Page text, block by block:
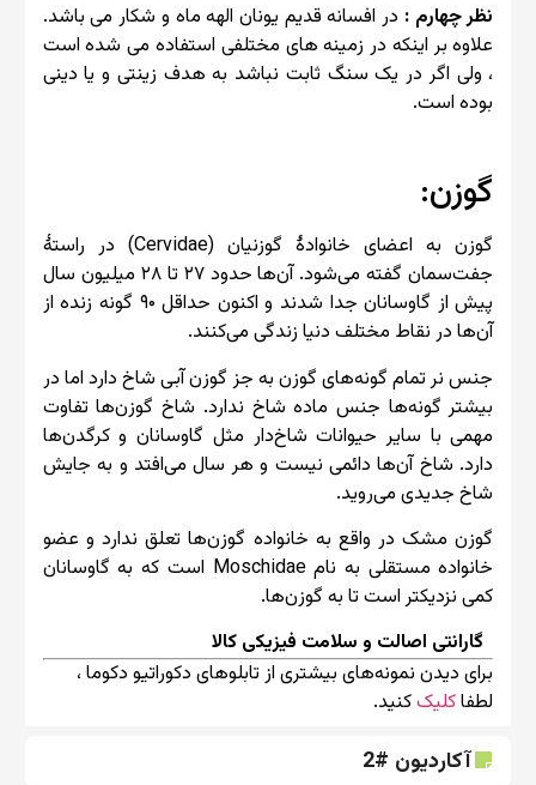
نظر چهارم : در افسانه قدیم یونان الهه ماه و شکار می باشد.
علاوه بر اینکه در زمینه های مختلفی استفاده می شده است
، ولی اگر در یک سنگ ثابت نباشد به هدف زینتی و یا دینی
بوده است.
گوزن:
گوزن به اعضای خانوادهٔ گوزنیان (Cervidae) در راستهٔ
جفت‌سمان گفته می‌شود. آن‌ها حدود ۲۷ تا ۲۸ میلیون سال
پیش از گاوسانان جدا شدند و اکنون حداقل ۹۰ گونه زنده از
آن‌ها در نقاط مختلف دنیا زندگی می‌کنند.
جنس نر تمام گونه‌های گوزن به جز گوزن آبی شاخ دارد اما در
بیشتر گونه‌ها جنس ماده شاخ ندارد. شاخ گوزن‌ها تفاوت
مهمی با سایر حیوانات شاخ‌دار مثل گاوسانان و کرگدن‌ها
دارد. شاخ آن‌ها دائمی نیست و هر سال می‌افتد و به جایش
شاخ جدیدی می‌روید.
گوزن مشک در واقع به خانواده گوزن‌ها تعلق ندارد و عضو
خانواده مستقلی به نام Moschidae است که به گاوسانان
کمی نزدیکتر است تا به گوزن‌ها.
گارانتی اصالت و سلامت فیزیکی کالا
برای دیدن نمونه‌های بیشتری از تابلوهای دکوراتیو دکوما ،
لطفاکلیککنید.
آکاردیون #2